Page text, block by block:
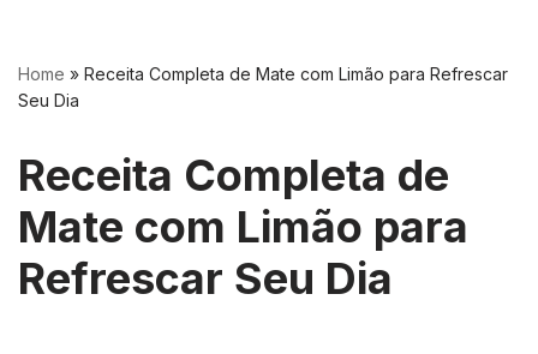
Home » Receita Completa de Mate com Limão para Refrescar
Seu Dia
Receita Completa de
Mate com Limão para
Refrescar Seu Dia